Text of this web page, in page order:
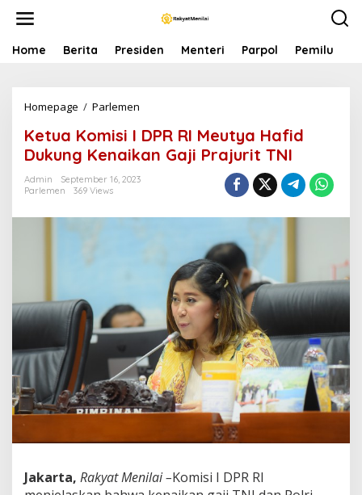
Home Berita Presiden Menteri Parpol Pemilu
Homepage / Parlemen
t
u
a
K
R
R
M
e
u
t
y
H
i
Ketua Komisi I DPR RI Meutya Hafid
Dukung Kenaikan Gaji Prajurit TNI
Admin
September 16, 2023
Parlemen
369 Views
Jakarta, Rakyat Menilai –Komisi I DPR RI